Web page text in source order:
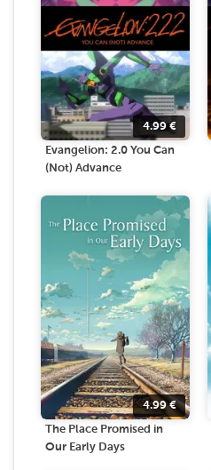
4.99€
Evangelion: 2.0 You Can
(Not) Advance
4.99€
The Place Promised in
Our Early Days